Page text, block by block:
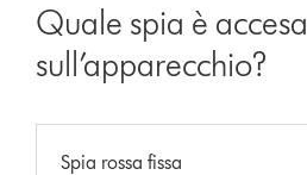
Quale spia è accesa
sull’apparecchio?
Spia rossa fissa